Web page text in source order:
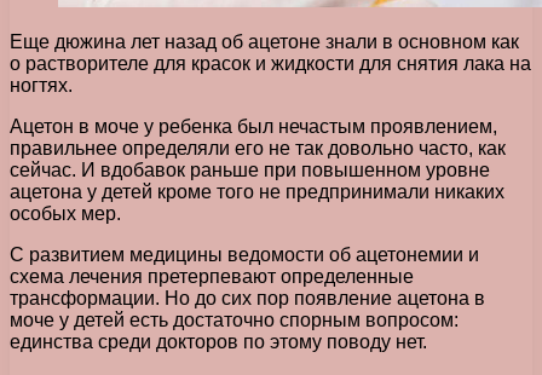
Еще дюжина лет назад об ацетоне знали в основном как
о растворителе для красок и жидкости для снятия лака на
ногтях.
Ацетон в моче у ребенка был нечастым проявлением,
правильнее определяли его не так довольно часто, как
сейчас. И вдобавок раньше при повышенном уровне
ацетона у детей кроме того не предпринимали никаких
особых мер.
С развитием медицины ведомости об ацетонемии и
схема лечения претерпевают определенные
трансформации. Но до сих пор появление ацетона в
моче у детей есть достаточно спорным вопросом:
единства среди докторов по этому поводу нет.